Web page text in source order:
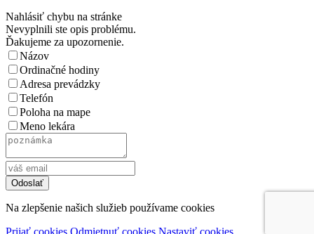
Nahlásiť chybu na stránke
Nevyplnili ste opis problému.
Ďakujeme za upozornenie.
Názov
Ordinačné hodiny
Adresa prevádzky
Telefón
Poloha na mape
Meno lekára
Na zlepšenie našich služieb používame cookies